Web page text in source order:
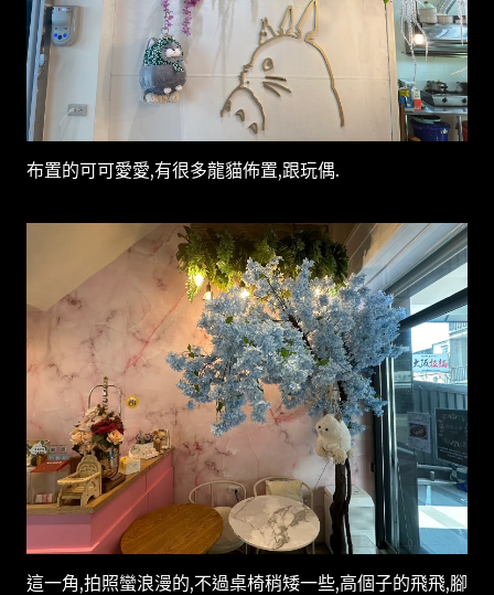
布置的可可愛愛,有很多龍貓佈置,跟玩偶.
這一角,拍照蠻浪漫的,不過桌椅稍矮一些,高個子的飛飛,腳